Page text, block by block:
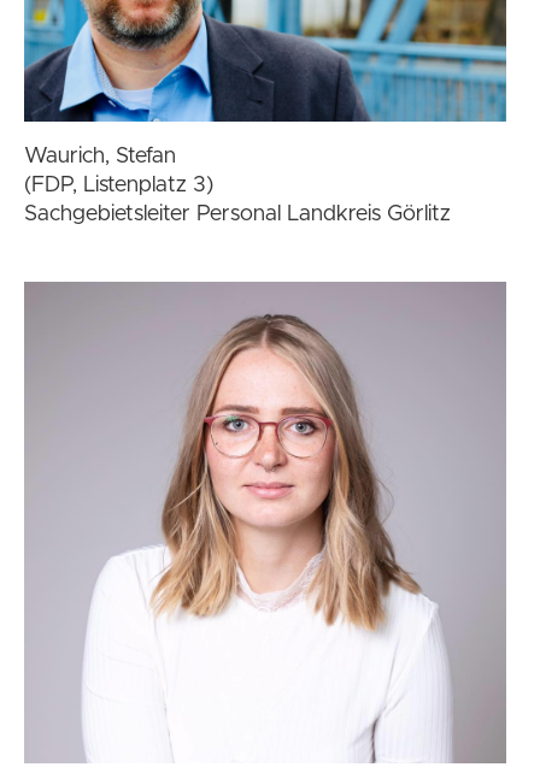
Waurich, Stefan
(FDP, Listenplatz 3)
Sachgebietsleiter Personal Landkreis Görlitz